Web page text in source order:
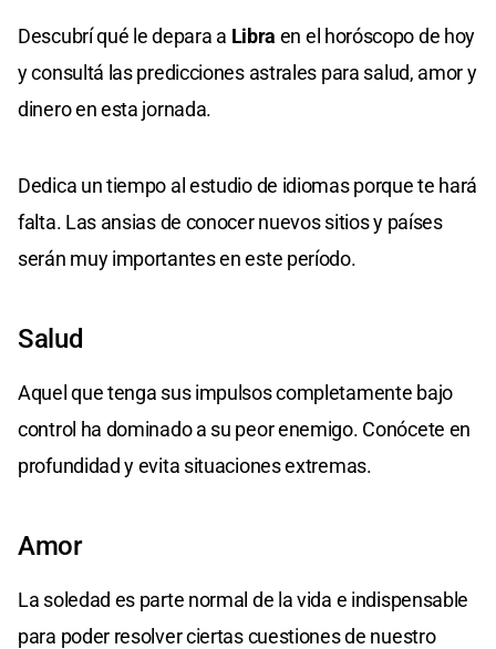
Descubrí qué le depara a Libra en el horóscopo de hoy
y consultá las predicciones astrales para salud, amor y
dinero en esta jornada.
Dedica un tiempo al estudio de idiomas porque te hará
falta. Las ansias de conocer nuevos sitios y países
serán muy importantes en este período.
Salud
Aquel que tenga sus impulsos completamente bajo
control ha dominado a su peor enemigo. Conócete en
profundidad y evita situaciones extremas.
Amor
La soledad es parte normal de la vida e indispensable
para poder resolver ciertas cuestiones de nuestro